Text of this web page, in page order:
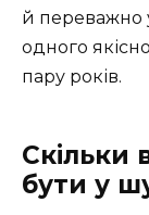
й переважно
одного
пару років.
Скільки
бути у